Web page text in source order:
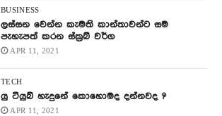
BUSINESS
ලස්සන වෙන්න කැමති කාන්තාවන්ට සම
පැහැපත් කරන ස්ක්‍රබ් වර්ග
APR 11, 2021
TECH
යු ටියුබ් හැදුනේ කොහොමද දන්නවද ?
APR 11, 2021